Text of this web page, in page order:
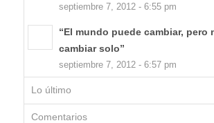
septiembre 7, 2012 - 6:55 pm
“El mundo puede cambiar, pero
cambiar solo”
septiembre 7, 2012 - 6:57 pm
Lo último
Comentarios